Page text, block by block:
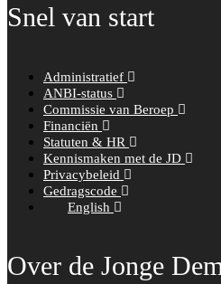
Snel van start
Administratief
ANBI-status
Commissie van Beroep
Financiën
Statuten & HR
Kennismaken met de JD
Privacybeleid
Gedragscode
English
Over de Jonge